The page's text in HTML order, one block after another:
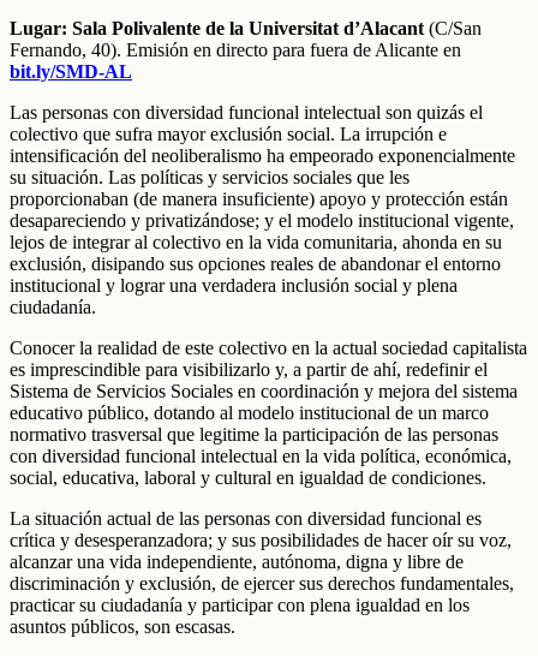
Lugar: Sala Polivalente de la Universitat d’Alacant(C/San
Fernando, 40). Emisión en directo para fuera de Alicante en
bit.ly/SMD-AL
Las personas con diversidad funcional intelectual son quizás el
colectivo que sufra mayor exclusión social. La irrupción e
intensificación del neoliberalismo ha empeorado exponencialmente
su situación. Las políticas y servicios sociales que les
proporcionaban (de manera insuficiente) apoyo y protección están
desapareciendo y privatizándose; y el modelo institucional vigente,
lejos de integrar al colectivo en la vida comunitaria, ahonda en su
exclusión, disipando sus opciones reales de abandonar el entorno
institucional y lograr una verdadera inclusión social y plena
ciudadanía.
Conocer la realidad de este colectivo en la actual sociedad capitalista
es imprescindible para visibilizarlo y, a partir de ahí, redefinir el
Sistema de Servicios Sociales en coordinación y mejora del sistema
educativo público, dotando al modelo institucional de un marco
normativo trasversal que legitime la participación de las personas
con diversidad funcional intelectual en la vida política, económica,
social, educativa, laboral y cultural en igualdad de condiciones.
La situación actual de las personas con diversidad funcional es
crítica y desesperanzadora; y sus posibilidades de hacer oír su voz,
alcanzar una vida independiente, autónoma, digna y libre de
discriminación y exclusión, de ejercer sus derechos fundamentales,
practicar su ciudadanía y participar con plena igualdad en los
asuntos públicos, son escasas.